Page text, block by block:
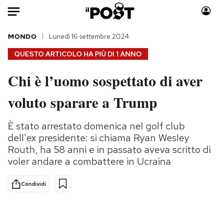
Auto
HOME
Italia
Politica
Tecnologia
Internet
Scienza
Cultura
Economia
Moda
Consumismi
Storie/Idee
Ok Boomer!
Media
Europa
QUESTO ARTICOLO HA PIÙ DI 1 ANNO
MONDO Lunedì 16 settembre 2024
Chi è l’uomo sospettato di aver
voluto sparare a Trump
È stato arrestato domenica nel golf club
dell'ex presidente: si chiama Ryan Wesley
Routh, ha 58 anni e in passato aveva scritto di
voler andare a combattere in Ucraina
Condividi